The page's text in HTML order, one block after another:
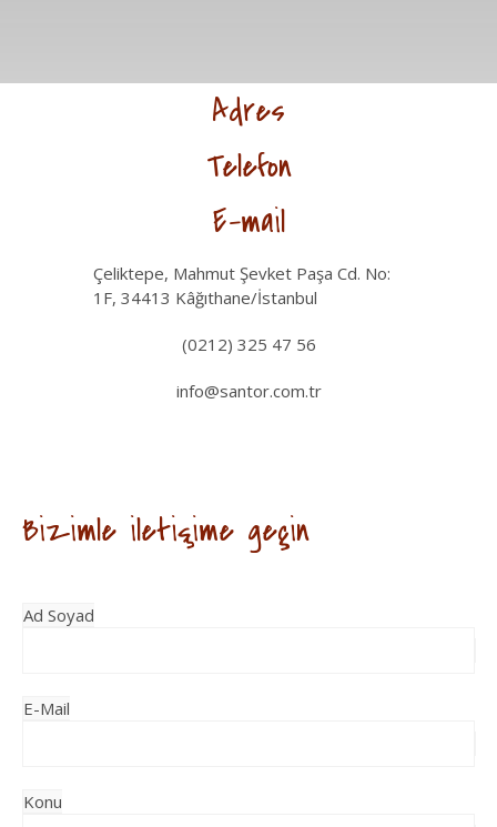
Adres
Telefon
E-mail
Çeliktepe, Mahmut Şevket Paşa Cd. No:
1F, 34413 Kâğıthane/İstanbul
(0212) 325 47 56
info@santor.com.tr
Bizimle iletişime geçin
Ad Soyad
E-Mail
Konu